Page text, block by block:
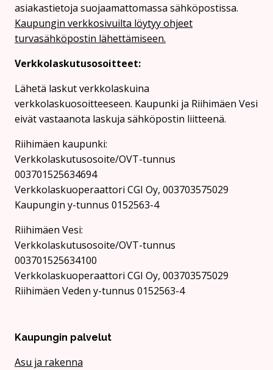
asiakastietoja suojaamattomassa sähköpostissa.
Kaupungin verkkosivuilta löytyy ohjeet
turvasähköpostin lähettämiseen.
Verkkolaskutusosoitteet:
Lähetä laskut verkkolaskuina
verkkolaskuosoitteeseen. Kaupunki ja Riihimäen Vesi
eivät vastaanota laskuja sähköpostin liitteenä.
Riihimäen kaupunki:
Verkkolaskutusosoite/OVT-tunnus
003701525634694
Verkkolaskuoperaattori CGI Oy, 003703575029
Kaupungin y-tunnus 0152563-4
Rii­hi­mäen Vesi:
Verkkolaskutusosoite/OVT-tunnus
003701525634100
Verkkolaskuoperaattori CGI Oy, 003703575029
Riihimäen Veden y-tunnus 0152563-4
Kaupungin palvelut
Asu ja rakenna